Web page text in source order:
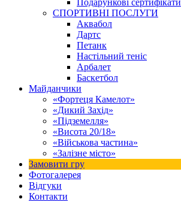
Подарункові сертифікати
СПОРТИВНІ ПОСЛУГИ
Аквабол
Дартс
Петанк
Настільний теніс
Арбалет
Баскетбол
Майданчики
«Фортеця Камелот»
«Дикий Захід»
«Підземелля»
«Висота 20/18»
«Військова частина»
«Залізне місто»
Замовити гру
Фотогалерея
Відгуки
Контакти